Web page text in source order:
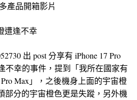
產品開箱影片
遭逢不幸
出 post 分享有 iPhone 17 Pro
不幸的事件，提到「我所在國家有
Max」，之後機身上面的宇宙橙
部分的宇宙橙色更是失蹤，另外機